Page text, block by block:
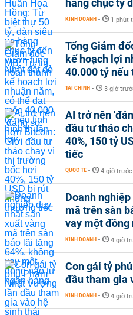
hàng chục tỷ
KINH DOANH - 1 phút
Tổng Giám
kế hoạch lợi
40.000 tỷ nếu
TÀI CHÍNH - 3 giờ
AI trở nên
đầu tư tháo
40%, 150 tỷ
tiếc
QUỐC TẾ - 4 giờ trước
Doanh
mã trên sàn
vay một đồng
KINH DOANH - 4 giờ
Con gái tỷ
đầu tham gia
KINH DOANH - 4 giờ